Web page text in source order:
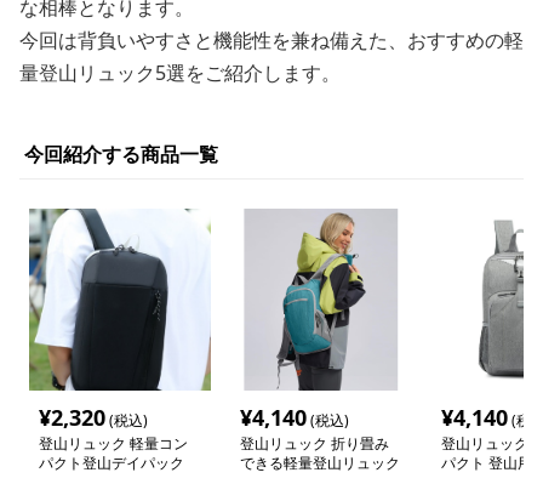
な相棒となります。
今回は背負いやすさと機能性を兼ね備えた、おすすめの軽
量登山リュック5選をご紹介します。
今回紹介する商品一覧
¥2,320(税込)
登山リュック 軽量コン
パクト登山デイパック
¥4,140(税込)
登山リュック 折り畳み
できる軽量登山リュック
¥4,140(税
登山リュック
パクト 登山用